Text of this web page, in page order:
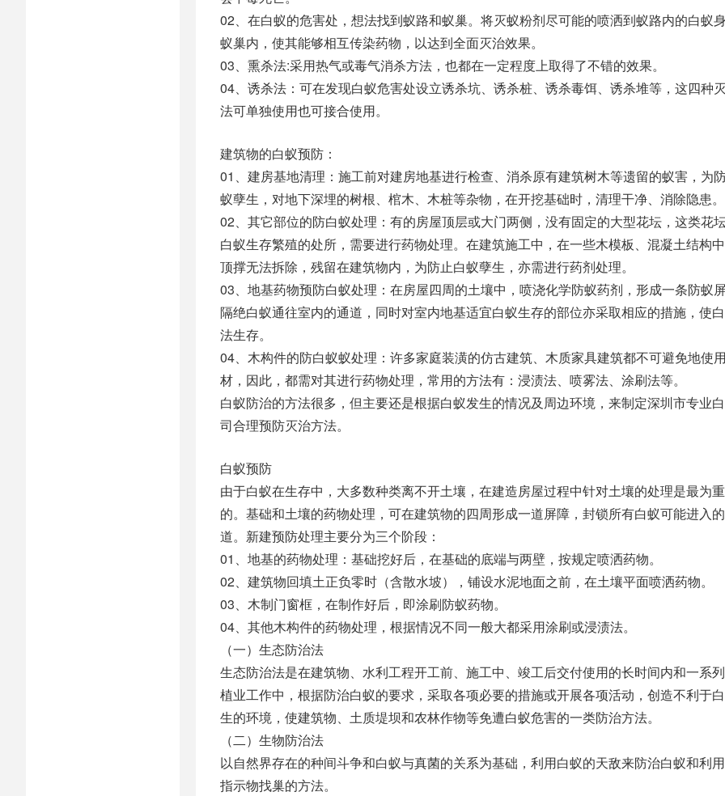
02、在白蚁的危害处，想法找到蚁路和蚁巢。将灭蚁粉剂尽可能的喷洒到蚁路内的白蚁
蚁巢内，使其能够相互传染药物，以达到全面灭治效果。
03、熏杀法:采用热气或毒气消杀方法，也都在一定程度上取得了不错的效果。
04、诱杀法：可在发现白蚁危害处设立诱杀坑、诱杀桩、诱杀毒饵、诱杀堆等，这四种
法可单独使用也可接合使用。
建筑物的白蚁预防：
01、建房基地清理：施工前对建房地基进行检查、消杀原有建筑树木等遗留的蚁害，为
蚁孽生，对地下深埋的树根、棺木、木桩等杂物，在开挖基础时，清理干净、消除隐患。
02、其它部位的防白蚁处理：有的房屋顶层或大门两侧，没有固定的大型花坛，这类花
白蚁生存繁殖的处所，需要进行药物处理。在建筑施工中，在一些木模板、混凝土结构
顶撑无法拆除，残留在建筑物内，为防止白蚁孽生，亦需进行药剂处理。
03、地基药物预防白蚁处理：在房屋四周的土壤中，喷浇化学防蚁药剂，形成一条防蚁
隔绝白蚁通往室内的通道，同时对室内地基适宜白蚁生存的部位亦采取相应的措施，使
法生存。
04、木构件的防白蚁蚁处理：许多家庭装潢的仿古建筑、木质家具建筑都不可避免地使
材，因此，都需对其进行药物处理，常用的方法有：浸渍法、喷雾法、涂刷法等。
白蚁防治的方法很多，但主要还是根据白蚁发生的情况及周边环境，来制定深圳市专业
司合理预防灭治方法。
白蚁预防
由于白蚁在生存中，大多数种类离不开土壤，在建造房屋过程中针对土壤的处理是最为
的。基础和土壤的药物处理，可在建筑物的四周形成一道屏障，封锁所有白蚁可能进入
道。新建预防处理主要分为三个阶段：
01、地基的药物处理：基础挖好后，在基础的底端与两壁，按规定喷洒药物。
02、建筑物回填土正负零时（含散水坡），铺设水泥地面之前，在土壤平面喷洒药物。
03、木制门窗框，在制作好后，即涂刷防蚁药物。
04、其他木构件的药物处理，根据情况不同一般大都采用涂刷或浸渍法。
（一）生态防治法
生态防治法是在建筑物、水利工程开工前、施工中、竣工后交付使用的长时间内和一系
植业工作中，根据防治白蚁的要求，采取各项必要的措施或开展各项活动，创造不利于
生的环境，使建筑物、土质堤坝和农林作物等免遭白蚁危害的一类防治方法。
（二）生物防治法
以自然界存在的种间斗争和白蚁与真菌的关系为基础，利用白蚁的天敌来防治白蚁和利
指示物找巢的方法。